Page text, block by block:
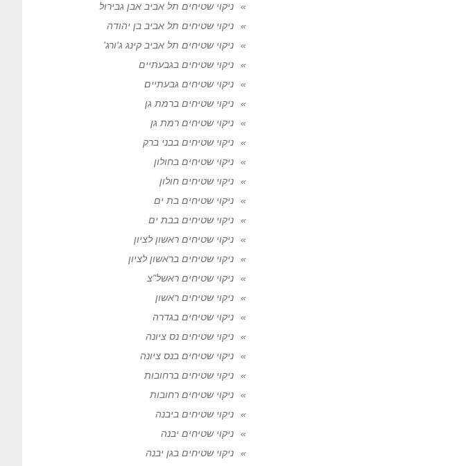
ניקוי שטיחים תל אביב אבן גבירול
ניקוי שטיחים תל אביב בן יהודה
ניקוי שטיחים תל אביב קינג ג'ורג'
ניקוי שטיחים בגבעתיים
ניקוי שטיחים גבעתיים
ניקוי שטיחים ברמת גן
ניקוי שטיחים רמת גן
ניקוי שטיחים בבני ברק
ניקוי שטיחים בחולון
ניקוי שטיחים חולון
ניקוי שטיחים בת ים
ניקוי שטיחים בבת ים
ניקוי שטיחים ראשון לציון
ניקוי שטיחים בראשון לציון
ניקוי שטיחים ראשל"צ
ניקוי שטיחים ראשון
ניקוי שטיחים בגדרה
ניקוי שטיחים נס ציונה
ניקוי שטיחים בנס ציונה
ניקוי שטיחים ברחובות
ניקוי שטיחים רחובות
ניקוי שטיחים ביבנה
ניקוי שטיחים יבנה
ניקוי שטיחים בגן יבנה